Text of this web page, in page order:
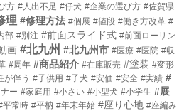
方 #人出不足 #仔犬 #企業の選び方 #佐賀県
理 #修理方法 #個展 #値段 #働き方改革 #
部 #別注 #前面スライド式 #前面ローリン
画 #北九州 #北九州市 #医療 #医院 #収
#周年 #商品紹介 #在庫販売 #塗装 #変形
が伴う #子供用 #子犬 #安価 #安全 #実績 #
ー #家庭用 #小さい #小型犬 #小学生 #展
平常時 #平枘 #年末年始 #座り心地 #座編み